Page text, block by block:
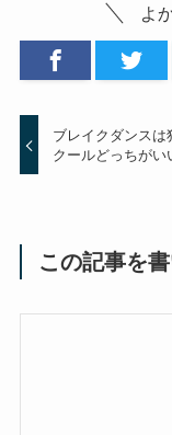
よ
ブレイクダンスは
クールどっちがい
この記事を